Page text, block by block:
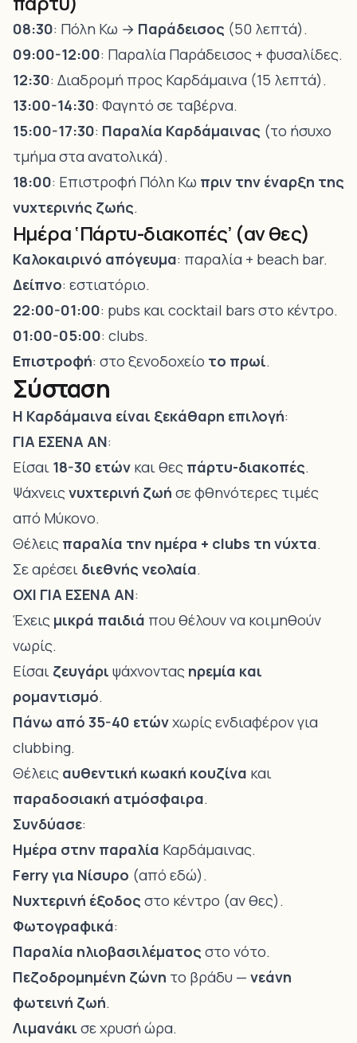
08:30: Πόλη Κω → Παράδεισος (50 λεπτά).
09:00-12:00: Παραλία Παράδεισος + φυσαλίδες.
12:30: Διαδρομή προς Καρδάμαινα (15 λεπτά).
13:00-14:30: Φαγητό σε ταβέρνα.
15:00-17:30: Παραλία Καρδάμαινας (το ήσυχο
τμήμα στα ανατολικά).
18:00: Επιστροφή Πόλη Κω πριν την έναρξη της
νυχτερινής ζωής.
Ημέρα ‘Πάρτυ-διακοπές’ (αν θες)
Καλοκαιρινό απόγευμα: παραλία + beach bar.
Δείπνο: εστιατόριο.
22:00-01:00: pubs και cocktail bars στο κέντρο.
01:00-05:00: clubs.
Επιστροφή: στο ξενοδοχείο το πρωί.
Σύσταση
Η Καρδάμαινα είναι ξεκάθαρη επιλογή:
ΓΙΑ ΕΣΕΝΑ ΑΝ:
Είσαι 18-30 ετών και θες πάρτυ-διακοπές.
Ψάχνειςνυχτερινή ζωή σε φθηνότερες τιμές
από Μύκονο.
Θέλεις παραλία την ημέρα + clubs τη νύχτα.
Σε αρέσει διεθνής νεολαία.
ΟΧΙ ΓΙΑ ΕΣΕΝΑ ΑΝ:
Έχεις μικρά παιδιά που θέλουν να κοιμηθούν
νωρίς.
Είσαι ζευγάρι ψάχνοντας ηρεμία και
ρομαντισμό.
Πάνω από 35-40 ετώνχωρίς ενδιαφέρον για
clubbing.
Θέλεις αυθεντική κωακή κουζίνα και
παραδοσιακή ατμόσφαιρα.
Συνδύασε:
Ημέρα στην παραλία Καρδάμαινας.
Ferry για Νίσυρο (από εδώ).
Νυχτερινή έξοδος στο κέντρο (αν θες).
Φωτογραφικά:
Παραλία ηλιοβασιλέματος στο νότο.
Πεζοδρομημένη ζώνη το βράδυ — νεάνη
φωτεινή ζωή.
Λιμανάκι σε χρυσή ώρα.